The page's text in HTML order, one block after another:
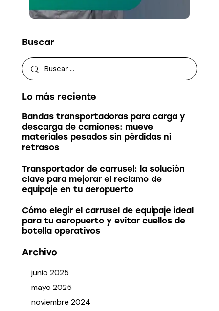
Buscar
Lo más reciente
Bandas transportadoras para carga y
descarga de camiones: mueve
materiales pesados sin pérdidas ni
retrasos
Transportador de carrusel: la solución
clave para mejorar el reclamo de
equipaje en tu aeropuerto
Cómo elegir el carrusel de equipaje ideal
para tu aeropuerto y evitar cuellos de
botella operativos
Archivo
junio2025
mayo2025
noviembre2024